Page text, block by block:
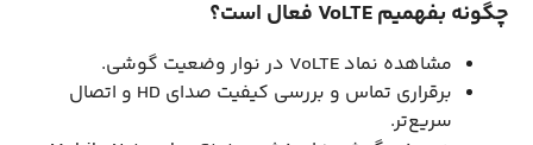
چگونه بفهمیم VoLTE فعال است؟
مشاهده نماد VoLTE در نوار وضعیت گوشی.
برقراری تماس و بررسی کیفیت صدای HD و اتصال
سریع‌تر.